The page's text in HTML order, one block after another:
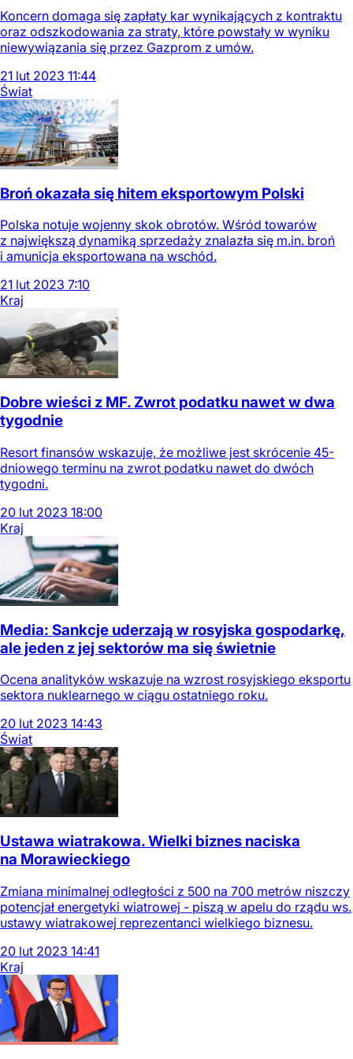
Koncern domaga się zapłaty kar wynikających z kontraktu
oraz odszkodowania za straty, które powstały w wyniku
niewywiązania się przez Gazprom z umów.
21 lut 2023 11:44
Świat
Broń okazała się hitem eksportowym Polski
Polska notuje wojenny skok obrotów. Wśród towarów
z największą dynamiką sprzedaży znalazła się m.in. broń
i amunicja eksportowana na wschód.
21 lut 2023 7:10
Kraj
Dobre wieści z MF. Zwrot podatku nawet w dwa
tygodnie
Resort finansów wskazuje, że możliwe jest skrócenie 45-
dniowego terminu na zwrot podatku nawet do dwóch
tygodni.
20 lut 2023 18:00
Kraj
Media: Sankcje uderzają w rosyjska gospodarkę,
ale jeden z jej sektorów ma się świetnie
Ocena analityków wskazuje na wzrost rosyjskiego eksportu
sektora nuklearnego w ciągu ostatniego roku.
20 lut 2023 14:43
Świat
Ustawa wiatrakowa. Wielki biznes naciska
na Morawieckiego
Zmiana minimalnej odległości z 500 na 700 metrów niszczy
potencjał energetyki wiatrowej - piszą w apelu do rządu ws.
ustawy wiatrakowej reprezentanci wielkiego biznesu.
20 lut 2023 14:41
Kraj